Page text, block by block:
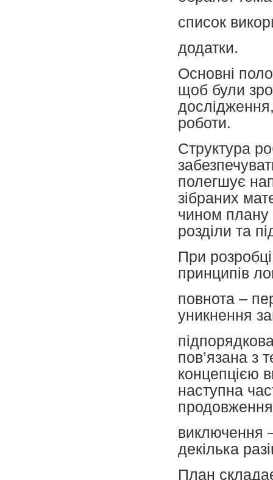
список
додатки.
Основні
щоб були
дослідження,
роботи.
Структура
полегшує
зібраних
чином плану
розділи та
При
принципів
повнота –
уникнення
пов’язана з
концепцією
наступна
продовження
виключення
декілька
План